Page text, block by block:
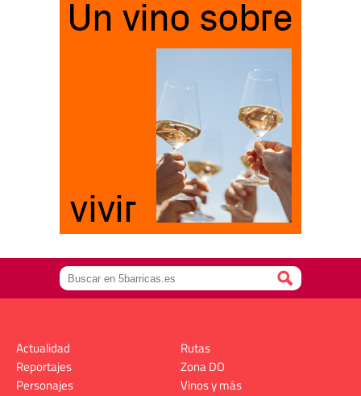
Actualidad
Reportajes
Personajes
Rutas
Zona DO
Vinos y más